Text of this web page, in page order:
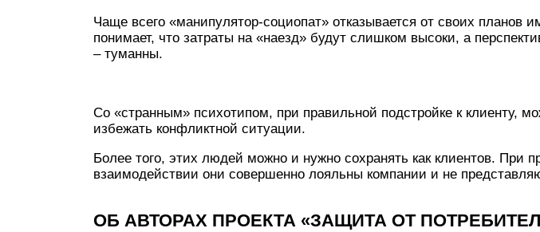
Чаще всего «манипулятор-социопат» отказывается от своих планов
понимает, что затраты на «наезд» будут слишком высоки, а
– туманны.
Со «странным» психотипом, при правильной подстройке к клиенту,
избежать конфликтной ситуации.
Более того, этих людей можно и нужно сохранять как клиентов. При
взаимодействии они совершенно лояльны компании и не
ОБ АВТОРАХ ПРОЕКТА «ЗАЩИТА ОТ